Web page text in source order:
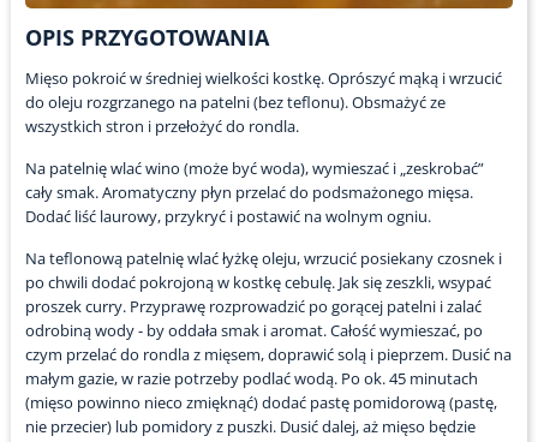
OPIS PRZYGOTOWANIA
Mięso pokroić w średniej wielkości kostkę. Oprószyć mąką i wrzucić
do oleju rozgrzanego na patelni (bez teflonu). Obsmażyć ze
wszystkich stron i przełożyć do rondla.
Na patelnię wlać wino (może być woda), wymieszać i „zeskrobać”
cały smak. Aromatyczny płyn przelać do podsmażonego mięsa.
Dodać liść laurowy, przykryć i postawić na wolnym ogniu.
Na teflonową patelnię wlać łyżkę oleju, wrzucić posiekany czosnek i
po chwili dodać pokrojoną w kostkę cebulę. Jak się zeszkli, wsypać
proszek curry. Przyprawę rozprowadzić po gorącej patelni i zalać
odrobiną wody - by oddała smak i aromat. Całość wymieszać, po
czym przelać do rondla z mięsem, doprawić solą i pieprzem. Dusić na
małym gazie, w razie potrzeby podlać wodą. Po ok. 45 minutach
(mięso powinno nieco zmięknąć) dodać pastę pomidorową (pastę,
nie przecier) lub pomidory z puszki. Dusić dalej, aż mięso będzie